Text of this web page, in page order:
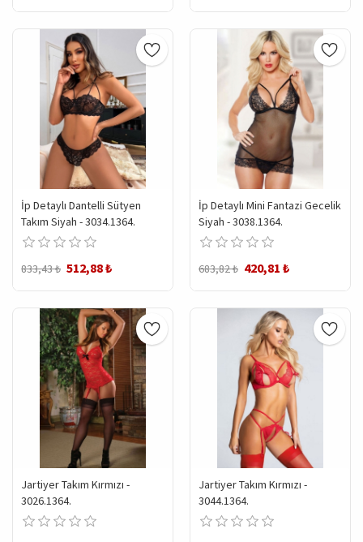
İp Detaylı Dantelli Sütyen
Takım Siyah - 3034.1364.
833,43 ₺ 512,88 ₺
İp Detaylı Mini Fantazi Gecelik
Siyah - 3038.1364.
683,82 ₺ 420,81 ₺
Jartiyer Takım Kırmızı -
3026.1364.
Jartiyer Takım Kırmızı -
3044.1364.